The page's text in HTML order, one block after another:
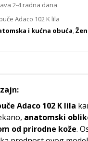
2-4 radna dana
Adaco 102 K lila
i kućna obuća,
Adaco 102 K lila
anatomski
od prirodne kože.